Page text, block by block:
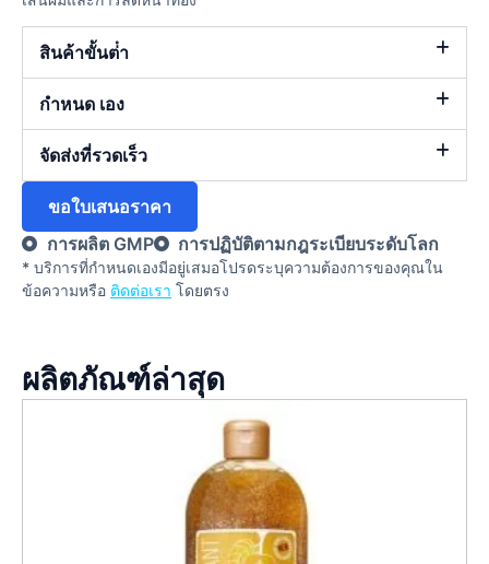
สินค้าขั้นต่ํา
กำหนด เอง
จัดส่งที่รวดเร็ว
ขอใบเสนอราคา
การผลิต GMP
การปฏิบัติตามกฎระเบียบระดับโลก
* บริการที่กําหนดเองมีอยู่เสมอโปรดระบุความต้องการของคุณใน
ข้อความหรือ ติดต่อเรา โดยตรง
ผลิตภัณฑ์ล่าสุด